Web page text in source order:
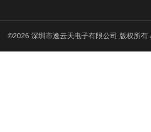
©2026 深圳市逸云天电子有限公司 版权所有